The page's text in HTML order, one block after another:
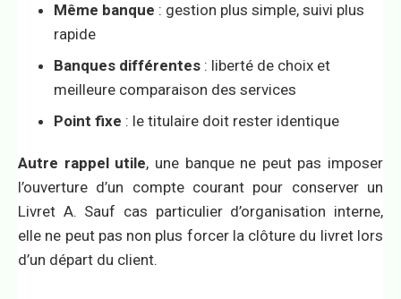
Même banque : gestion plus simple, suivi plus
rapide
Banques différentes : liberté de choix et
meilleure comparaison des services
Point fixe : le titulaire doit rester identique
Autre rappel utile, une banque ne peut pas imposer
l’ouverture d’un compte courant pour conserver un
Livret A. Sauf cas particulier d’organisation interne,
elle ne peut pas non plus forcer la clôture du livret lors
d’un départ du client.